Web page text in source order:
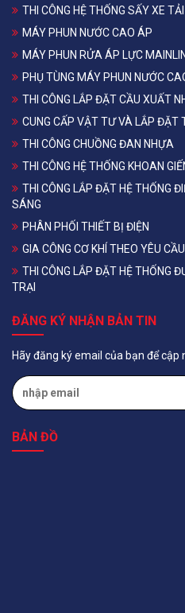
THI CÔNG HỆ THỐNG SẤY XE TẢI
MÁY PHUN NƯỚC CAO ÁP
MÁY PHUN RỬA ÁP LỰC
PHỤ TÙNG MÁY PHUN NƯỚC
THI CÔNG LẮP ĐẶT CẦU XUẤT
CUNG CẤP VẬT TƯ VÀ LẮP ĐẶT
THI CÔNG CHUỒNG ĐAN NHỰA
THI CÔNG HỆ THỐNG KHOAN
THI CÔNG LẮP ĐẶT HỆ THỐNG
SÁNG
PHÂN PHỐI THIẾT BỊ ĐIỆN
GIA CÔNG CƠ KHÍ THEO YÊU CẦU
THI CÔNG LẮP ĐẶT HỆ THỐNG
TRẠI
ĐĂNG KÝ NHẬN BẢN TIN
Hãy đăng ký email của bạn để cập
BẢN ĐỒ